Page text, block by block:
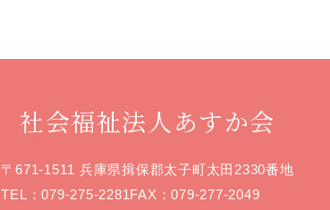
社会福祉法人あすか会
〒671-1511 兵庫県揖保郡太子町太田2330番地
TEL：079-275-2281FAX：079-277-2049